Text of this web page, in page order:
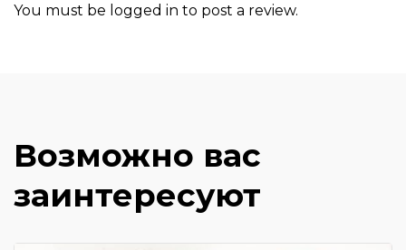
You must be logged in to post a review.
Возможно вас
заинтересуют